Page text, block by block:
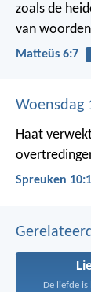
zoals de
van
Matteüs 6:7
Woensdag
Haat
Spreuken
De liefde